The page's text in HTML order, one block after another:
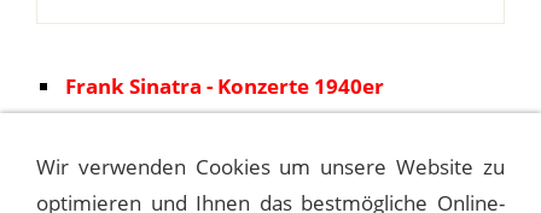
Frank Sinatra - Konzerte 1940er
Frank Sinatra - Konzerte 1960er
Wir verwenden Cookies um unsere Website zu
optimieren und Ihnen das bestmögliche Online-